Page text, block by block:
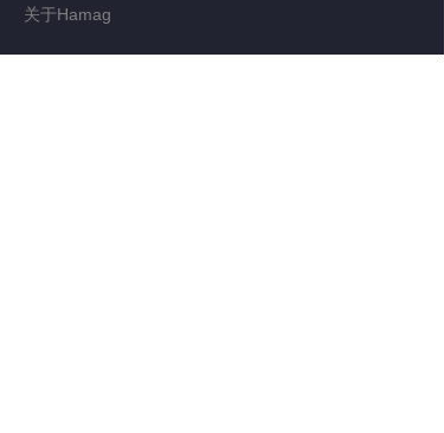
关于Hamag
DE